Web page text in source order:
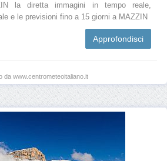
la diretta immagini in tempo reale,
e le previsioni fino a 15 giorni a MAZZIN
Approfondisci
da www.centrometeoitaliano.it